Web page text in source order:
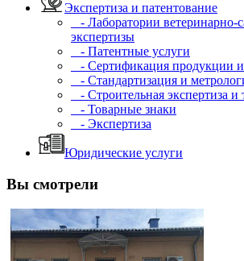
Экспертиза и патентование
- Лаборатории ветеринарно-
экспертизы
- Патентные услуги
- Сертификация продукции и
- Стандартизация и
- Строительная экспертиза и
- Товарные знаки
- Экспертиза
Юридические услуги
Вы смотрели